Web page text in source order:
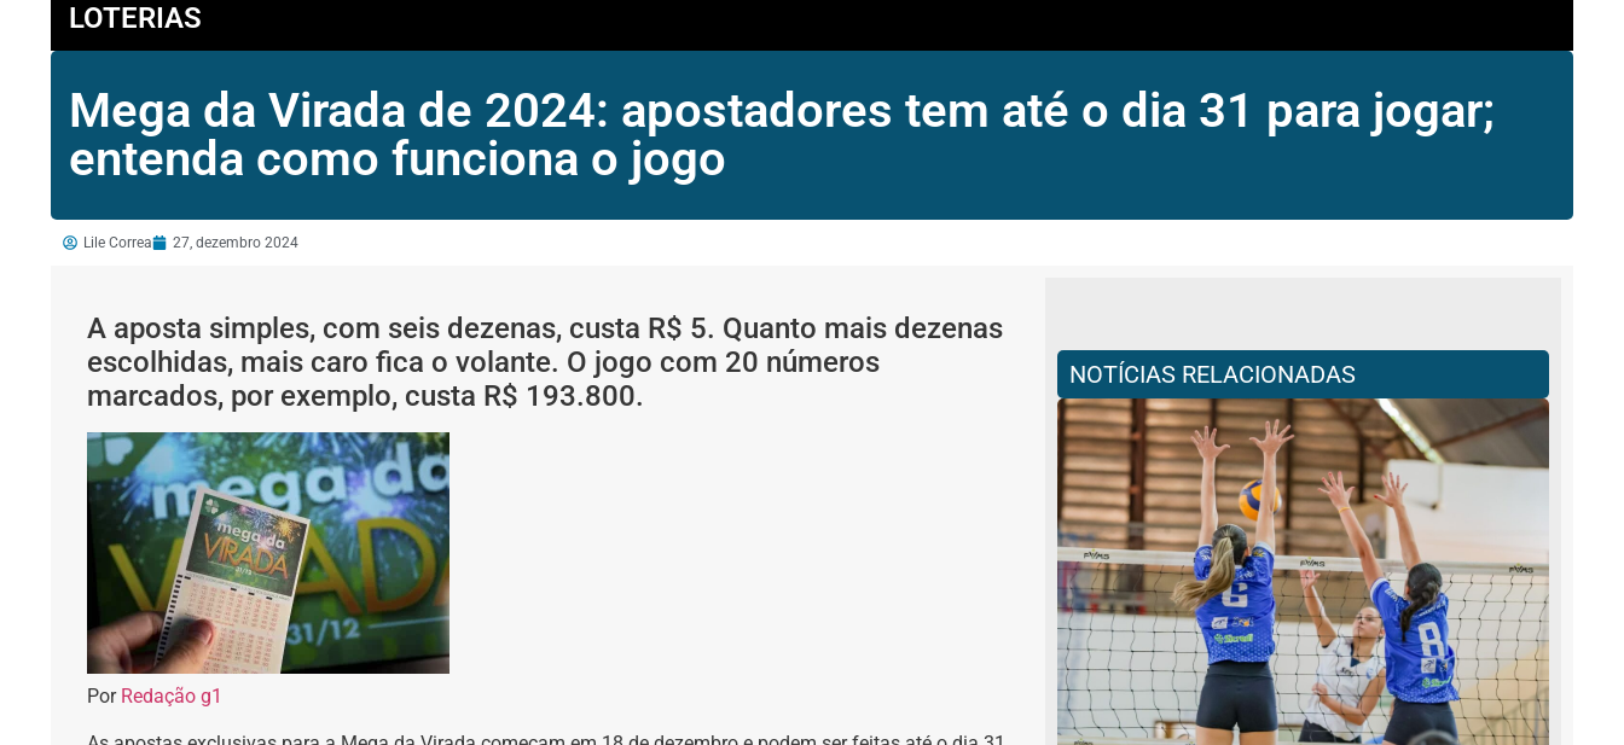
LOTERIAS
Mega da Virada de 2024: apostadores tem até o dia 31 para jogar;
entenda como funciona o jogo
Lile Correa 27, dezembro 2024
A aposta simples, com seis dezenas, custa R$ 5. Quanto mais dezenas
escolhidas, mais caro fica o volante. O jogo com 20 números
marcados, por exemplo, custa R$ 193.800.
Por Redação g1
NOTÍCIAS RELACIONADAS